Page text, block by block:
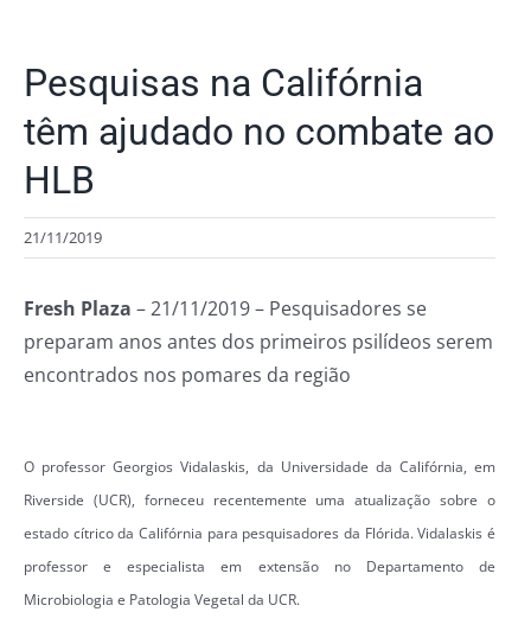
Pesquisas na Califórnia
têm ajudado no combate ao
HLB
21/11/2019
Fresh Plaza – 21/11/2019 – Pesquisadores se
preparam anos antes dos primeiros psilídeos serem
encontrados nos pomares da região
O professor Georgios Vidalaskis, da Universidade da Califórnia, em
Riverside (UCR), forneceu recentemente uma atualização sobre o
estado cítrico da Califórnia para pesquisadores da Flórida. Vidalaskis é
professor e especialista em extensão no Departamento de
Microbiologia e Patologia Vegetal da UCR.